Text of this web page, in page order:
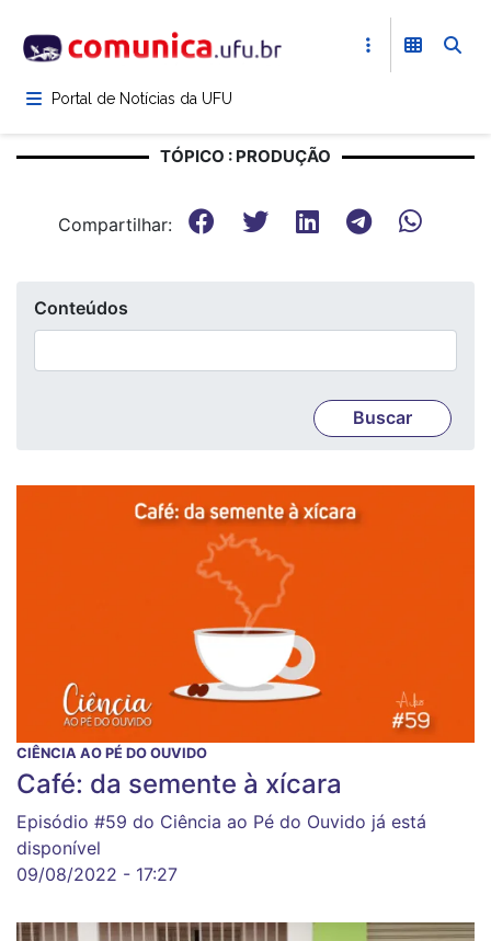
para
conteúdoPortal de Notícias da UFU
TÓPICO : PRODUÇÃO
Compartilhar:
Conteúdos
CIÊNCIA AO PÉ DO OUVIDO
Café: da semente à xícara
Episódio #59 do Ciência ao Pé do Ouvido já está
disponível
09/08/2022 - 17:27